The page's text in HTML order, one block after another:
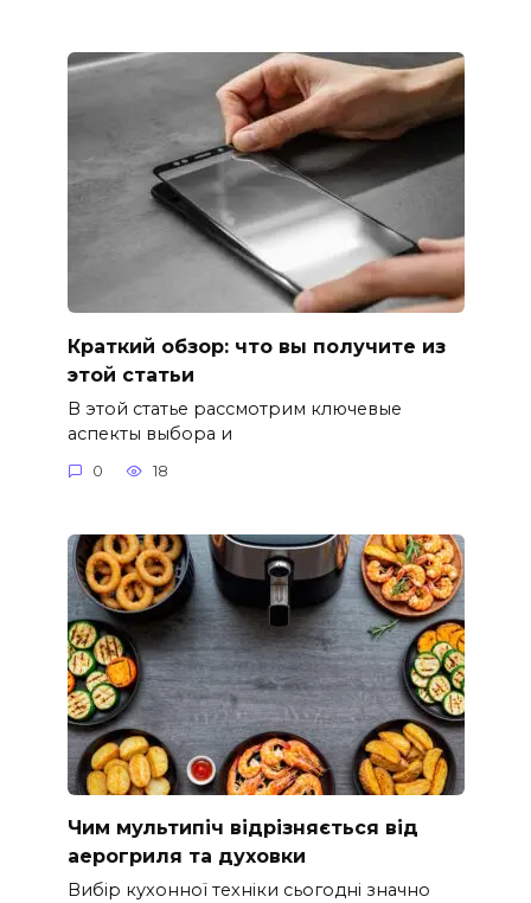
Краткий обзор: что вы получите из
этой статьи
В этой статье рассмотрим ключевые
аспекты выбора и
0 18
Чим мультипіч відрізняється від
аерогриля та духовки
Вибір кухонної техніки сьогодні значно